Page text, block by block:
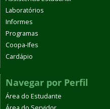
Laboratórios
Informes
Programas
Coopa-Ifes
Cardápio
Navegar por Perfil
Área do Estudante